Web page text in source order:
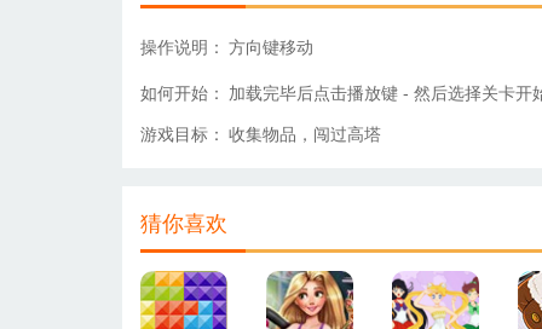
操作说明： 方向键移动
如何开始： 加载完毕后点击播放键 - 然后选择关卡开
游戏目标： 收集物品，闯过高塔
猜你喜欢